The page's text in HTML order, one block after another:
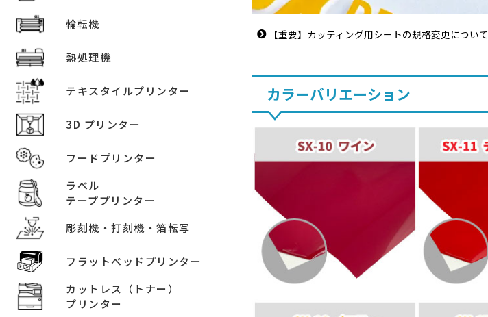
輪転機
熱処理機
テキスタイルプリンター
3D プリンター
フードプリンター
ラベル
テーププリンター
彫刻機・打刻機・箔転写
フラットベッドプリンター
カットレス（トナー）
プリンター
【重要】カッティング用シートの規格変更について
カラーバリエーション